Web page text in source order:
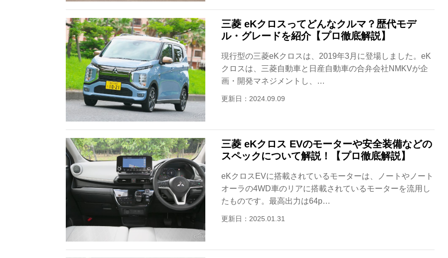
三菱 eKクロスってどんなクルマ？歴代モデ
ル・グレードを紹介【プロ徹底解説】
現行型の三菱eKクロスは、2019年3月に登場しました。eK
クロスは、三菱自動車と日産自動車の合弁会社NMKVが企
画・開発マネジメントし、…
更新日：2024.09.09
三菱 eKクロス EVのモーターや安全装備などの
スペックについて解説！【プロ徹底解説】
eKクロスEVに搭載されているモーターは、ノートやノート
オーラの4WD車のリアに搭載されているモーターを流用し
たものです。最高出力は64p…
更新日：2025.01.31